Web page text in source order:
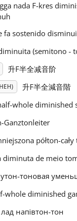
nada F-kres
fa sostenido
(semitono -
升F半全减音阶
升F半全減音階
whole diminished
Ganztonleiter
półton-cały
diminuta de meio
тоновая
whole diminished
лад напівтон-тон